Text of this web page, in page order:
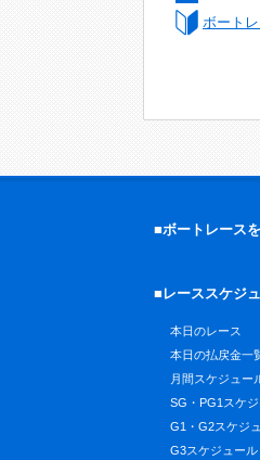
ボート
■ボートレース
■レーススケジ
本日のレース
本日の払戻金一
月間スケジュー
SG・PG1スケ
G1・G2スケジ
G3スケジュール